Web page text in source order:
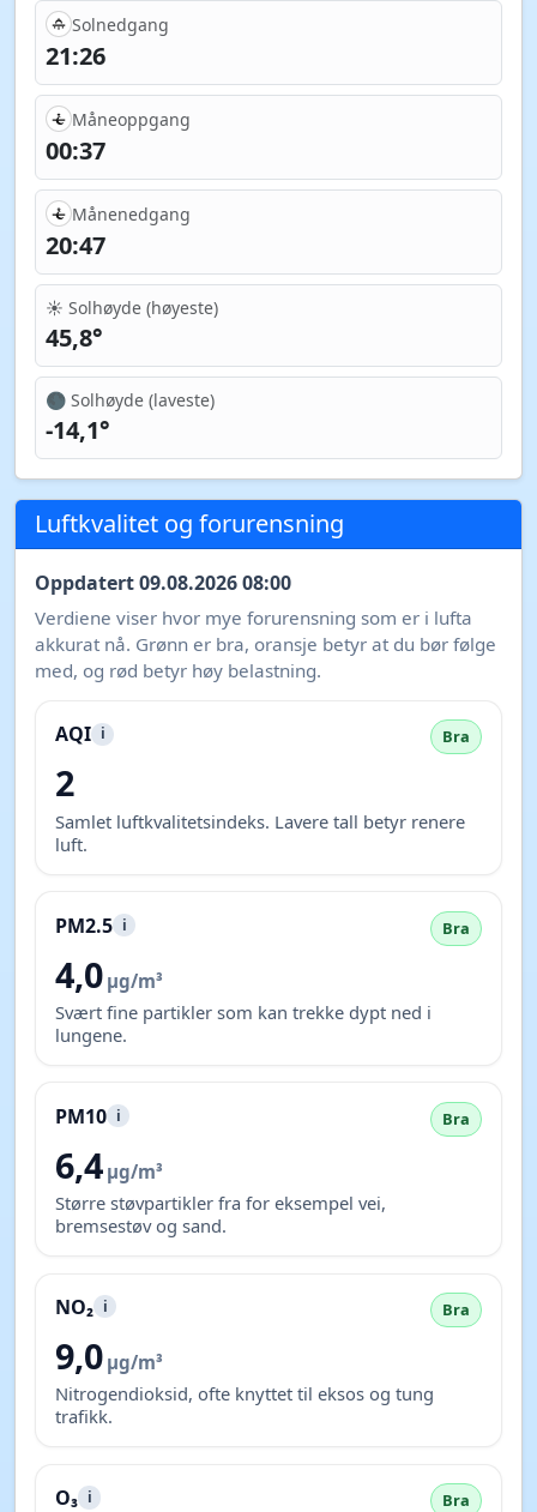
Solnedgang
21:26
Måneoppgang
00:37
Månenedgang
20:47
☀️ Solhøyde (høyeste)
45,8°
🌑 Solhøyde (laveste)
-14,1°
Luftkvalitet og forurensning
Oppdatert 09.08.2026 08:00
Verdiene viser hvor mye forurensning som er i lufta
akkurat nå. Grønn er bra, oransje betyr at du bør følge
med, og rød betyr høy belastning.
AQI i Bra
2
Samlet luftkvalitetsindeks. Lavere tall betyr renere
luft.
PM2.5 i Bra
4,0 µg/m³
Svært fine partikler som kan trekke dypt ned i
lungene.
PM10 i Bra
6,4 µg/m³
Større støvpartikler fra for eksempel vei,
bremsestøv og sand.
NO₂ i Bra
9,0 µg/m³
Nitrogendioksid, ofte knyttet til eksos og tung
trafikk.
O₃ i Bra